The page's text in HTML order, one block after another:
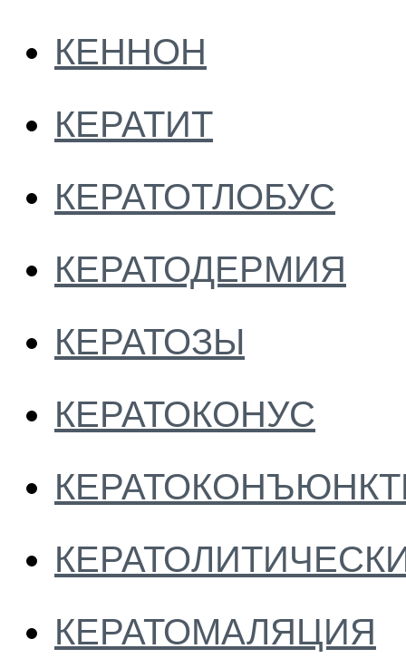
КЕННОН
КЕРАТИТ
КЕРАТОТЛОБУС
КЕРАТОДЕРМИЯ
КЕРАТОЗЫ
КЕРАТОКОНУС
КЕРАТОМАЛЯЦИЯ